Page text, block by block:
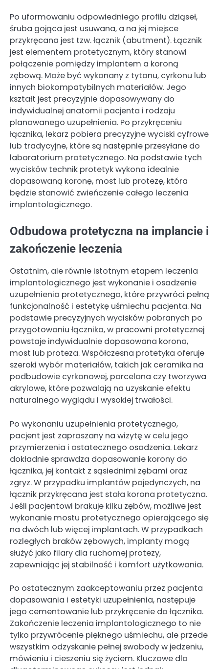
Po uformowaniu odpowiedniego profilu dziąseł,
śruba gojąca jest usuwana, a na jej miejsce
przykręcana jest tzw. łącznik (abutment). Łącznik
jest elementem protetycznym, który stanowi
połączenie pomiędzy implantem a koroną
zębową. Może być wykonany z tytanu, cyrkonu lub
innych biokompatybilnych materiałów. Jego
kształt jest precyzyjnie dopasowywany do
indywidualnej anatomii pacjenta i rodzaju
planowanego uzupełnienia. Po przykręceniu
łącznika, lekarz pobiera precyzyjne wyciski cyfrowe
lub tradycyjne, które są następnie przesyłane do
laboratorium protetycznego. Na podstawie tych
wycisków technik protetyk wykona idealnie
dopasowaną koronę, most lub protezę, która
będzie stanowić zwieńczenie całego leczenia
implantologicznego.
Odbudowa protetyczna na implancie i
zakończenie leczenia
Ostatnim, ale równie istotnym etapem leczenia
implantologicznego jest wykonanie i osadzenie
uzupełnienia protetycznego, które przywróci pełną
funkcjonalność i estetykę uśmiechu pacjenta. Na
podstawie precyzyjnych wycisków pobranych po
przygotowaniu łącznika, w pracowni protetycznej
powstaje indywidualnie dopasowana korona,
most lub proteza. Współczesna protetyka oferuje
szeroki wybór materiałów, takich jak ceramika na
podbudowie cyrkonowej, porcelana czy tworzywa
akrylowe, które pozwalają na uzyskanie efektu
naturalnego wyglądu i wysokiej trwałości.
Po wykonaniu uzupełnienia protetycznego,
pacjent jest zapraszany na wizytę w celu jego
przymierzenia i ostatecznego osadzenia. Lekarz
dokładnie sprawdza dopasowanie korony do
łącznika, jej kontakt z sąsiednimi zębami oraz
zgryz. W przypadku implantów pojedynczych, na
łącznik przykręcana jest stała korona protetyczna.
Jeśli pacjentowi brakuje kilku zębów, możliwe jest
wykonanie mostu protetycznego opierającego się
na dwóch lub więcej implantach. W przypadkach
rozległych braków zębowych, implanty mogą
służyć jako filary dla ruchomej protezy,
zapewniając jej stabilność i komfort użytkowania.
Po ostatecznym zaakceptowaniu przez pacjenta
dopasowania i estetyki uzupełnienia, następuje
jego cementowanie lub przykręcenie do łącznika.
Zakończenie leczenia implantologicznego to nie
tylko przywrócenie pięknego uśmiechu, ale przede
wszystkim odzyskanie pełnej swobody w jedzeniu,
mówieniu i cieszeniu się życiem. Kluczowe dla